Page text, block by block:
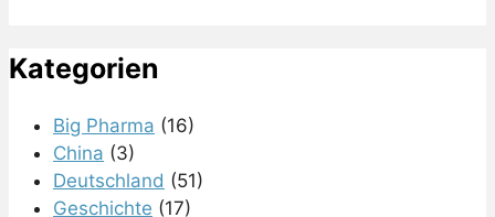
Kategorien
Big Pharma (16)
China (3)
Deutschland (51)
Geschichte (17)